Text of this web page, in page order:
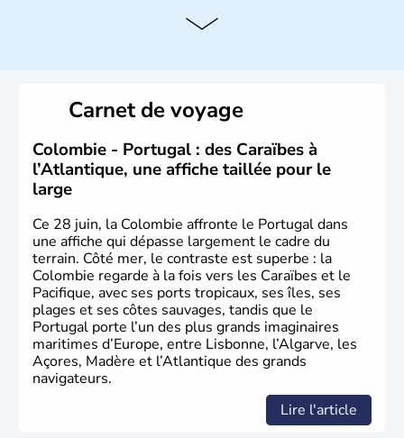
Histoire et administration
en 1538, qui est toujours la capitale. C'est en 1810, que
le premier parlement s'établit à Bogotà, suivi en 1813
par la proclamation de l'indépendance. la Colombie est
une République depuis 1830.
Carnet de voyage
Colombie - Portugal : des Caraïbes à
l’Atlantique, une affiche taillée pour le
large
Ce 28 juin, la Colombie affronte le Portugal dans
une affiche qui dépasse largement le cadre du
terrain. Côté mer, le contraste est superbe : la
Colombie regarde à la fois vers les Caraïbes et le
Pacifique, avec ses ports tropicaux, ses îles, ses
plages et ses côtes sauvages, tandis que le
Portugal porte l’un des plus grands imaginaires
maritimes d’Europe, entre Lisbonne, l’Algarve, les
Açores, Madère et l’Atlantique des grands
navigateurs.
Lire l'article